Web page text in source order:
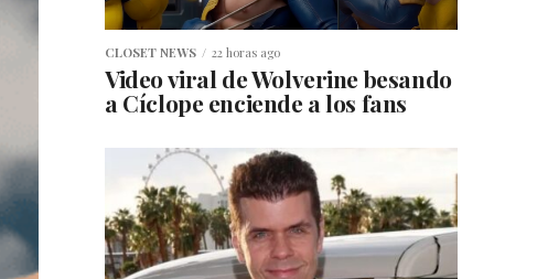
CLOSET NEWS 22 horas ago
Video viral de Wolverine besando
a Cíclope enciende a los fans